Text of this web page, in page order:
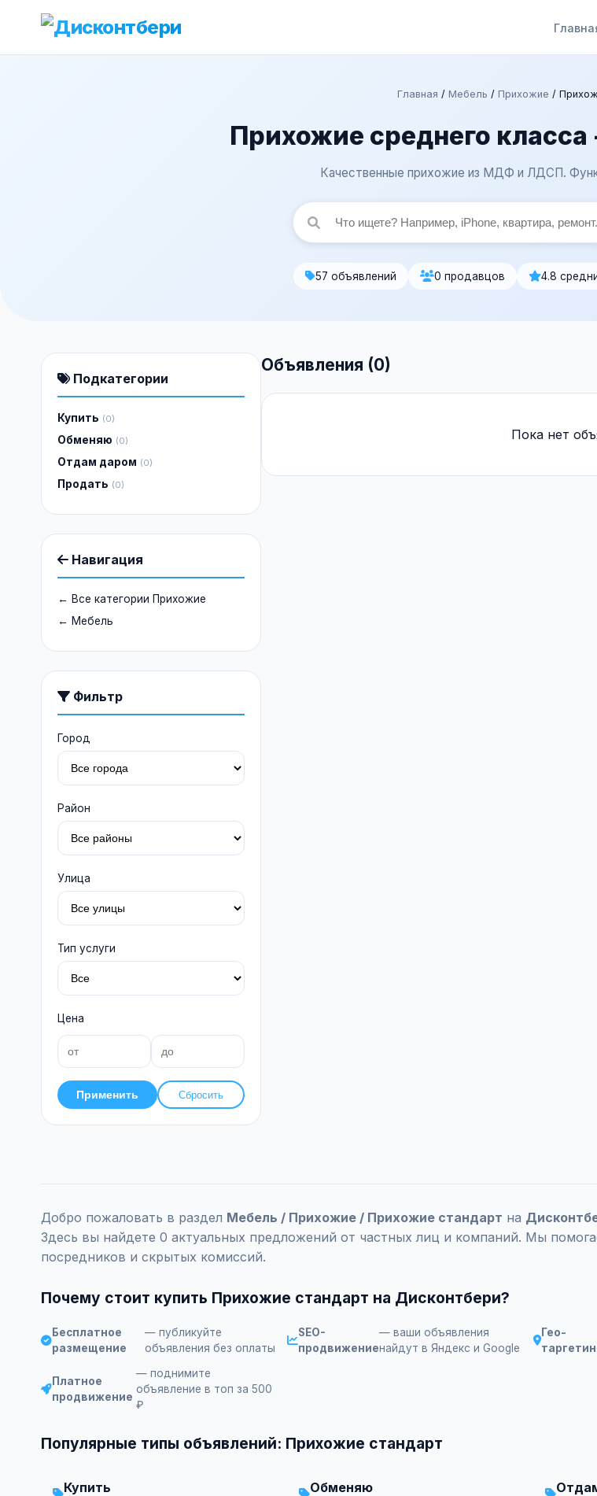
Главная / Мебель / Прихожие /
Прихожие среднего
Качественные прихожие из МДФ и ЛДСП.
57 объявлений 0 продавцов 4.8
Подкатегории
Купить (0)
Обменяю (0)
Отдам даром (0)
Продать (0)
Навигация
← Все категории Прихожие
← Мебель
Фильтр
Город
Район
Улица
Тип услуги
Цена
Применить Сбросить
Объявления (0)
Пока нет
Добро пожаловать в раздел Мебель / Прихожие / Прихожие стандарт на
Здесь вы найдете 0 актуальных предложений от частных лиц и компаний. Мы
посредников и скрытых комиссий.
Почему стоит купить Прихожие стандарт на Дисконтбери?
Бесплатное
размещение
— публикуйте
объявления без оплаты
SEO-
продвижение
— ваши объявления
найдут в Яндекс и Google
Гео-
Платное
продвижение
— поднимите
объявление в топ за 500
₽
Популярные типы объявлений: Прихожие стандарт
Купить Обменяю